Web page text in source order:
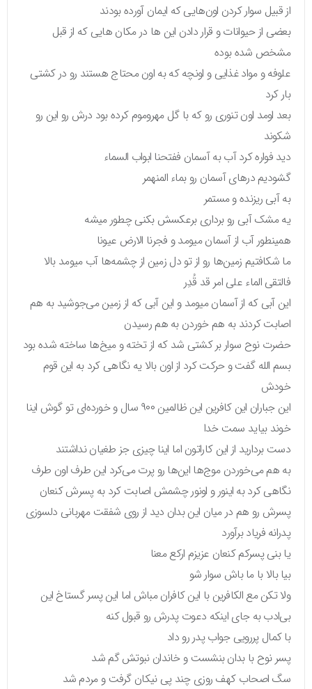
از قبیل سوار کردن اون‌هایی که ایمان آورده بودند
بعضی از حیوانات و قرار دادن این ها در مکان هایی که از قبل
مشخص شده بوده
علوفه و مواد غذایی و اونچه که به اون محتاج هستند رو در کشتی
بار کرد
بعد اومد اون تنوری رو که با گل مهروموم کرده بود درش رو این رو
شکوند
دید فواره کرد آب به آسمان ففتحنا ابواب السماء
گشودیم درهای آسمان رو بماء المنهمر
به آبی ریزنده و مستمر
یه مشک آبی رو برداری برعکسش بکنی چطور میشه
همینطور آب از آسمان میومد و فجرنا الارض عیونا
ما شکافتیم زمین‌ها رو از تو دل زمین از چشمه‌ها آب میومد بالا
فالتقی الماء علی امر قد قُدِر
این آبی که از آسمان میومد و این آبی که از زمین می‌جوشید به هم
اصابت کردند به هم خوردن به هم رسیدن
حضرت نوح سوار بر کشتی شد که از تخته و میخ‌ها ساخته شده بود
بسم الله گفت و حرکت کرد از اون بالا یه نگاهی کرد به این قوم
خودش
این جباران این کافرین این ظالمین ۹۰۰ سال و خورده‌ای تو گوش اینا
خوند بیاید سمت خدا
دست بردارید از این کاراتون اما اینا چیزی جز طغیان نداشتند
به هم می‌خوردن موج‌ها این‌ها رو پرت می‌کرد این طرف اون طرف
نگاهی کرد به اینور و اونور چشمش اصابت کرد به پسرش کنعان
پسرش رو هم در میان این بدان دید از روی شفقت مهربانی دلسوزی
پدرانه فریاد برآورد
یا بنی پسرکم کنعان عزیزم ارکع معنا
بیا بالا با ما باش سوار شو
ولا تکن مع الکافرین با این کافران مباش اما این پسر گستاخ این
بی‌ادب به جای اینکه دعوت پدرش رو قبول کنه
با کمال پررویی جواب پدر رو داد
پسر نوح با بدان بنشست و خاندان نبوتش گم شد
سگ اصحاب کهف روزی چند پی نیکان گرفت و مردم شد